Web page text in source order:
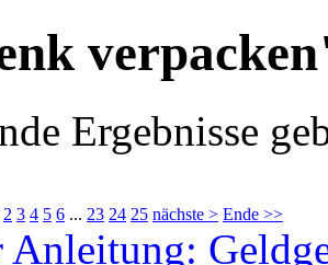
Ergebnisse
2 3 4 5 6 ... 23 24 25 nächste > Ende >>